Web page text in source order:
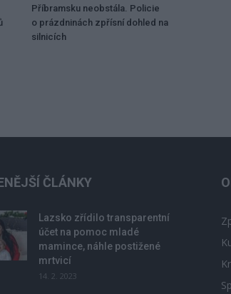
Příbramsku neobstála. Policie
o prázdninách zpřísní dohled na
silnicích
ČLÁNKY
Lazsko zřídilo transparentní
účet na pomoc mladé
mamince, náhle postižené
mrtvicí
14. 2. 2023